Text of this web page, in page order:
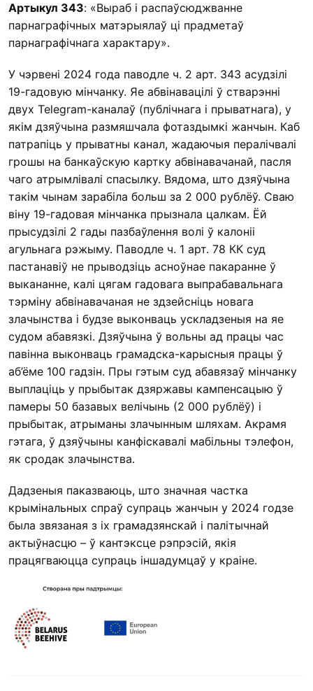
Артыкул 343: «Выраб і распаўсюджванне
парнаграфічных матэрыялаў ці прадметаў
парнаграфічнага характару».
У чэрвені 2024 года паводле ч. 2 арт. 343 асудзілі
19-гадовую мінчанку. Яе абвінавацілі ў стварэнні
двух Telegram-каналаў (публічнага і прыватнага), у
якім дзяўчына размяшчала фотаздымкі жанчын. Каб
патрапіць у прыватны канал, жадаючыя пералічвалі
грошы на банкаўскую картку абвінавачанай, пасля
чаго атрымлівалі спасылку. Вядома, што дзяўчына
такім чынам зарабіла больш за 2 000 рублёў. Сваю
віну 19-гадовая мінчанка прызнала цалкам. Ёй
прысудзілі 2 гады пазбаўлення волі ў калоніі
агульнага рэжыму. Паводле ч. 1 арт. 78 КК суд
пастанавіў не прыводзіць асноўнае пакаранне ў
выкананне, калі цягам гадовага выпрабавальнага
тэрміну абвінавачаная не здзейсніць новага
злачынства і будзе выконваць ускладзеныя на яе
судом абавязкі. Дзяўчына ў вольны ад працы час
павінна выконваць грамадска-карысныя працы ў
аб’ёме 100 гадзін. Пры гэтым суд абавязаў мінчанку
выплаціць у прыбытак дзяржавы кампенсацыю ў
памеры 50 базавых велічынь (2 000 рублёў) і
прыбытак, атрыманы злачынным шляхам. Акрамя
гэтага, ў дзяўчыны канфіскавалі мабільны тэлефон,
як сродак злачынства.
Дадзеныя паказваюць, што значная частка
крымінальных спраў супраць жанчын у 2024 годзе
была звязаная з іх грамадзянскай і палітычнай
актыўнасцю – ў кантэксце рэпрэсій, якія
працягваюцца супраць іншадумцаў у краіне.